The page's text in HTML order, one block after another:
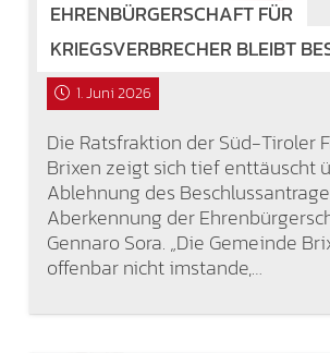
EHRENBÜRGERSCHAFT FÜR
KRIEGSVERBRECHER BLEIBT
1. Juni 2026
Die Ratsfraktion der Süd-Tiroler
Brixen zeigt sich tief enttäuscht
Ablehnung des
Aberkennung der
Gennaro Sora. „Die Gemeinde
offenbar nicht imstande,…